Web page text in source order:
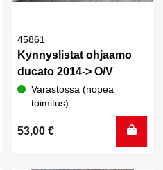
45861
Kynnyslistat ohjaamo
ducato 2014-> O/V
Varastossa (nopea
toimitus)
53,00 €